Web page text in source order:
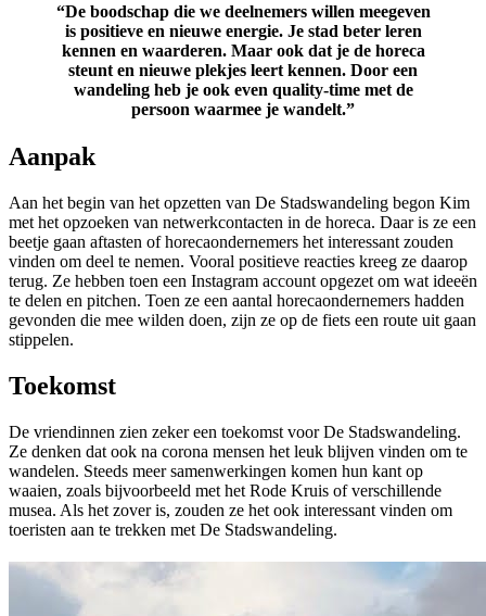
“De boodschap die we deelnemers willen meegeven
is positieve en nieuwe energie. Je stad beter leren
kennen en waarderen. Maar ook dat je de horeca
steunt en nieuwe plekjes leert kennen. Door een
wandeling heb je ook even quality-time met de
persoon waarmee je wandelt.”
Aanpak
Aan het begin van het opzetten van De Stadswandeling begon Kim
met het opzoeken van netwerkcontacten in de horeca. Daar is ze een
beetje gaan aftasten of horecaondernemers het interessant zouden
vinden om deel te nemen. Vooral positieve reacties kreeg ze daarop
terug. Ze hebben toen een Instagram account opgezet om wat ideeën
te delen en pitchen. Toen ze een aantal horecaondernemers hadden
gevonden die mee wilden doen, zijn ze op de fiets een route uit gaan
stippelen.
Toekomst
De vriendinnen zien zeker een toekomst voor De Stadswandeling.
Ze denken dat ook na corona mensen het leuk blijven vinden om te
wandelen. Steeds meer samenwerkingen komen hun kant op
waaien, zoals bijvoorbeeld met het Rode Kruis of verschillende
musea. Als het zover is, zouden ze het ook interessant vinden om
toeristen aan te trekken met De Stadswandeling.